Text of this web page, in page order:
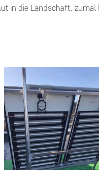
in die Landschaft, zumal